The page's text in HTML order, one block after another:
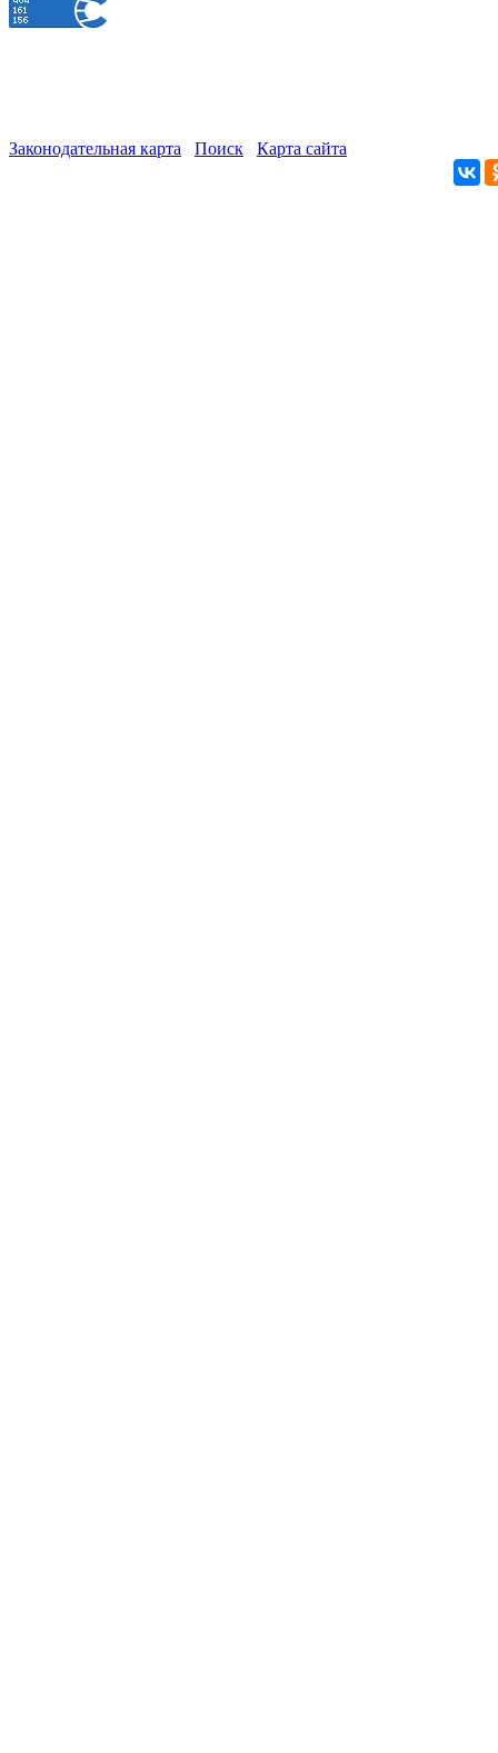
Законодательная карта Поиск Карта сайта